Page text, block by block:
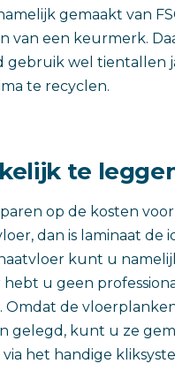
gemaakt van
van een keurmerk.
gebruik wel tientallen
te recyclen.
te
op de kosten
dan is laminaat de
kunt u
u geen
Omdat de
gelegd, kunt u ze
het handige